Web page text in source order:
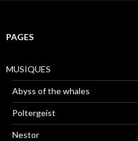
PAGES
MUSIQUES
Abyss of the whales
Poltergeist
Nestor